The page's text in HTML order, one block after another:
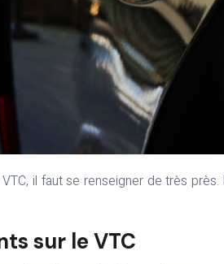
sur le VTC